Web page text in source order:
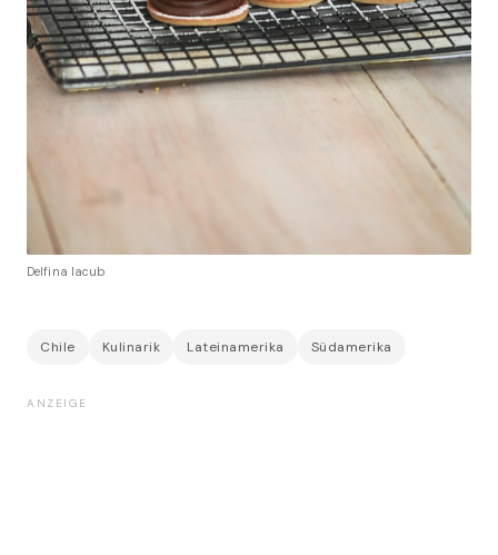
Delfina Iacub
Chile Kulinarik Lateinamerika Südamerika
ANZEIGE